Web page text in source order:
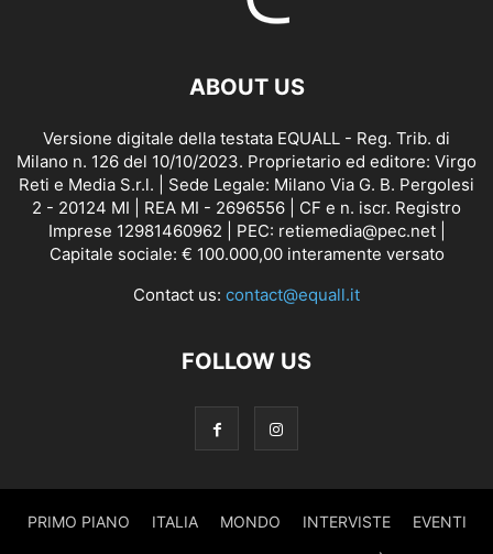
ABOUT US
Versione digitale della testata EQUALL - Reg. Trib. di
Milano n. 126 del 10/10/2023. Proprietario ed editore: Virgo
Reti e Media S.r.l. | Sede Legale: Milano Via G. B. Pergolesi
2 - 20124 MI | REA MI - 2696556 | CF e n. iscr. Registro
Imprese 12981460962 | PEC: retiemedia@pec.net |
Capitale sociale: € 100.000,00 interamente versato
Contact us: contact@equall.it
FOLLOW US
PRIMO PIANO ITALIA MONDO INTERVISTE EVENTI